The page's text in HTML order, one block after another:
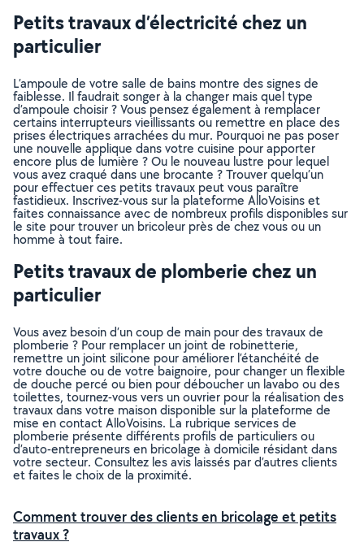
Petits travaux d’électricité chez un
particulier
L’ampoule de votre salle de bains montre des signes de
faiblesse. Il faudrait songer à la changer mais quel type
d’ampoule choisir ? Vous pensez également à remplacer
certains interrupteurs vieillissants ou remettre en place des
prises électriques arrachées du mur. Pourquoi ne pas poser
une nouvelle applique dans votre cuisine pour apporter
encore plus de lumière ? Ou le nouveau lustre pour lequel
vous avez craqué dans une brocante ? Trouver quelqu’un
pour effectuer ces petits travaux peut vous paraître
fastidieux. Inscrivez-vous sur la plateforme AlloVoisins et
faites connaissance avec de nombreux profils disponibles sur
le site pour trouver un bricoleur près de chez vous ou un
homme à tout faire.
Petits travaux de plomberie chez un
particulier
Vous avez besoin d’un coup de main pour des travaux de
plomberie ? Pour remplacer un joint de robinetterie,
remettre un joint silicone pour améliorer l’étanchéité de
votre douche ou de votre baignoire, pour changer un flexible
de douche percé ou bien pour déboucher un lavabo ou des
toilettes, tournez-vous vers un ouvrier pour la réalisation des
travaux dans votre maison disponible sur la plateforme de
mise en contact AlloVoisins. La rubrique services de
plomberie présente différents profils de particuliers ou
d’auto-entrepreneurs en bricolage à domicile résidant dans
votre secteur. Consultez les avis laissés par d’autres clients
et faites le choix de la proximité.
Comment trouver des clients en bricolage et petits
travaux ?